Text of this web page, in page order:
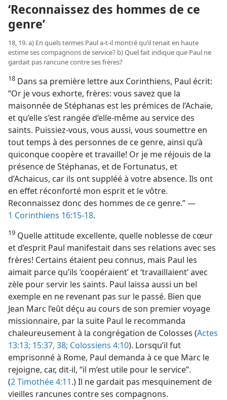
‘Reconnaissez des hommes de ce
genre’
18, 19. a) En quels termes Paul a-t-il montré qu’il tenait en haute
estime ses compagnons de service? b) Quel fait indique que Paul ne
gardait pas rancune contre ses frères?
18 Dans sa première lettre aux Corinthiens, Paul écrit:
“Or je vous exhorte, frères: vous savez que la
maisonnée de Stéphanas est les prémices de l’Achaïe,
et qu’elle s’est rangée d’elle-même au service des
saints. Puissiez-vous, vous aussi, vous soumettre en
tout temps à des personnes de ce genre, ainsi qu’à
quiconque coopère et travaille! Or je me réjouis de la
présence de Stéphanas, et de Fortunatus, et
d’Achaïcus, car ils ont suppléé à votre absence. Ils ont
en effet réconforté mon esprit et le vôtre.
Reconnaissez donc des hommes de ce genre.” —
1 Corinthiens 16:15-18.
19 Quelle attitude excellente, quelle noblesse de cœur
et d’esprit Paul manifestait dans ses relations avec ses
frères! Certains étaient peu connus, mais Paul les
aimait parce qu’ils ‘coopéraient’ et ‘travaillaient’ avec
zèle pour servir les saints. Paul laissa aussi un bel
exemple en ne revenant pas sur le passé. Bien que
Jean Marc l’eût déçu au cours de son premier voyage
missionnaire, par la suite Paul le recommanda
chaleureusement à la congrégation de Colosses (Actes
13:13; 15:37, 38; Colossiens 4:10). Lorsqu’il fut
emprisonné à Rome, Paul demanda à ce que Marc le
rejoigne, car, dit-il, “il m’est utile pour le service”.
(2 Timothée 4:11.) Il ne gardait pas mesquinement de
vieilles rancunes contre ses compagnons.